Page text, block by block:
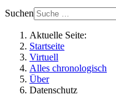
Suchen
Aktuelle Seite:
Startseite
Virtuell
Alles chronologisch
Über
Datenschutz